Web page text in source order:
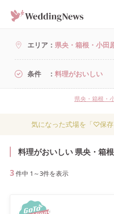
エリア 県央・箱根・小田
条件 料理がおいしい
県央・箱根・
気になった式場を「♡保
料理がおいしい 県央・箱根
3件中 1 ～3件を表示